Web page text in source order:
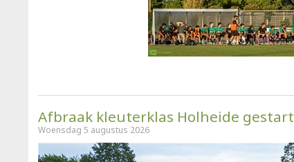
Afbraak kleuterklas Holheide gestart
Woensdag 5 augustus 2026